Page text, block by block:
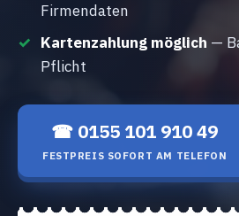
Firmendaten
Kartenzahlung möglich —
Pflicht
☎ 0155 101 910 49
FESTPREIS SOFORT AM TELEFON